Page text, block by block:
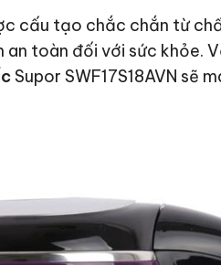
cấu tạo chắc chắn từ
toàn đối với sức khỏe.
Supor SWF17S18AVN sẽ